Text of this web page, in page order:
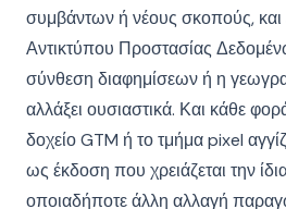
συμβάντων ή νέους σκοπούς, και
Αντικτύπου Προστασίας
σύνθεση διαφημίσεων ή η
αλλάξει ουσιαστικά. Και κάθε
δοχείο GTM ή το τμήμα pixel
ως έκδοση που χρειάζεται την
οποιαδήποτε άλλη αλλαγή